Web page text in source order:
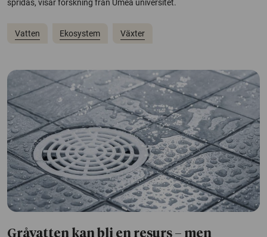
spridas, visar forskning från Umeå universitet.
Vatten Ekosystem Växter
Gråvatten kan bli en resurs – men